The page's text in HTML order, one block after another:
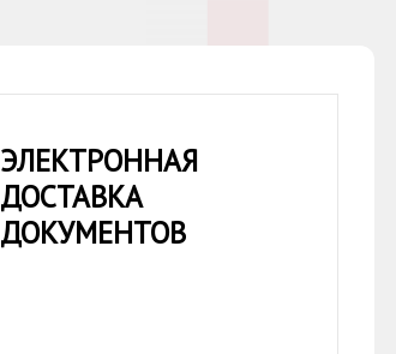
ЭЛЕКТРОННАЯ
ДОСТАВКА
ДОКУМЕНТОВ